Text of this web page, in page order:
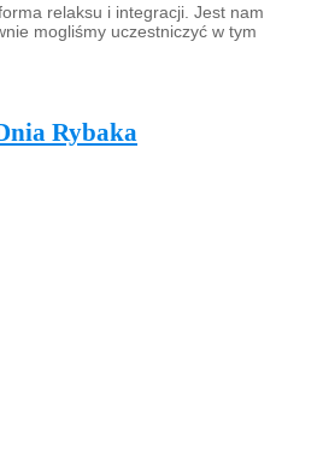
relaksu i integracji. Jest nam
mogliśmy uczestniczyć w tym
Rybaka